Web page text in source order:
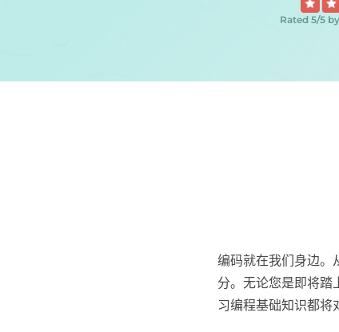
Rated 5/5
编码就在我们身边。
分。无论您是即将踏
习编程基础知识都将